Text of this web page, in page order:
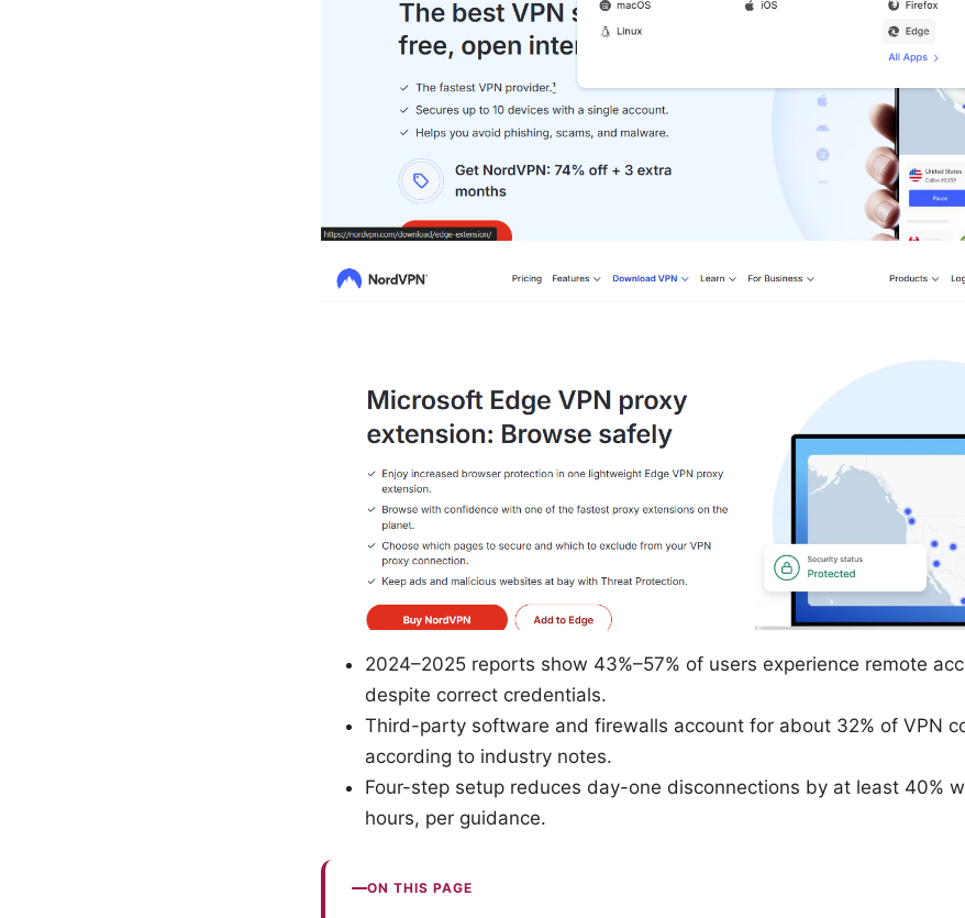
2024–2025 reports show 43%–57% of users experience remote
despite correct credentials.
Third-party software and firewalls account for about 32% of VPN
according to industry notes.
Four-step setup reduces day-one disconnections by at least 40%
hours, per guidance.
ON THIS PAGE